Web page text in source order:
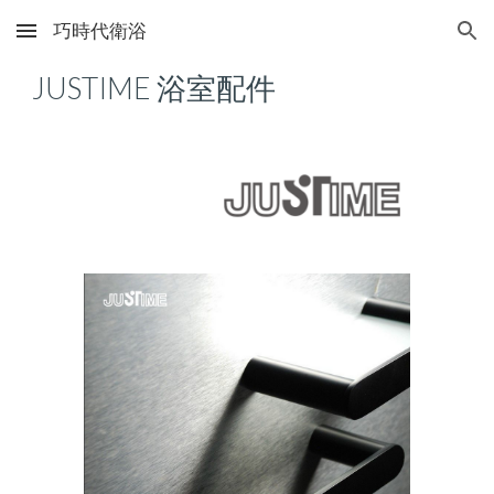
Skip to main content Skip to navigation
巧時代衛浴
JUSTIME浴室配件